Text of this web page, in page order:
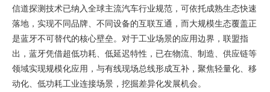
信道探测技术已纳入全球主流汽车行业规范，可依托成熟生态快速
落地，实现不同品牌、不同设备的互联互通，而大规模生态覆盖正
是蓝牙不可替代的核心壁垒。对于工业场景的应用边界，联盟指
出，蓝牙凭借超低功耗、低延迟特性，已在物流、制造、供应链等
领域实现规模化应用，与有线现场总线形成互补，聚焦轻量化、移
动化、低功耗工业连接场景，挖掘差异化发展机会。